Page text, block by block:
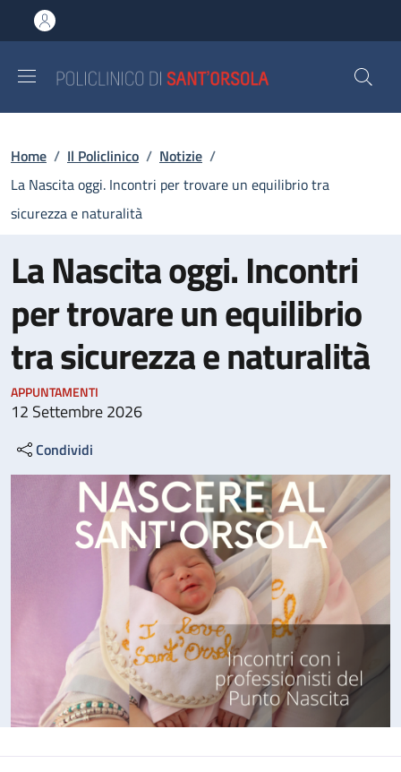
al contenuto principale
to footer content
Briciole di pane
Home / Il Policlinico / Notizie /
La Nascita oggi. Incontri per trovare un equilibrio tra
sicurezza e naturalità
La Nascita oggi. Incontri
per trovare un equilibrio
tra sicurezza e naturalità
APPUNTAMENTI
12 Settembre 2026
Condividi